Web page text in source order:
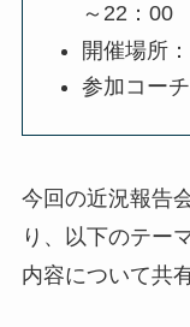
～22：00
開催場所
参加コー
今回の近況報告
り、以下のテー
内容について共